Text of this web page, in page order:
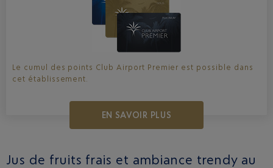
Le cumul des points Club Airport Premier est possible dans
cet établissement.
EN SAVOIR PLUS
Jus de fruits frais et ambiance trendy au